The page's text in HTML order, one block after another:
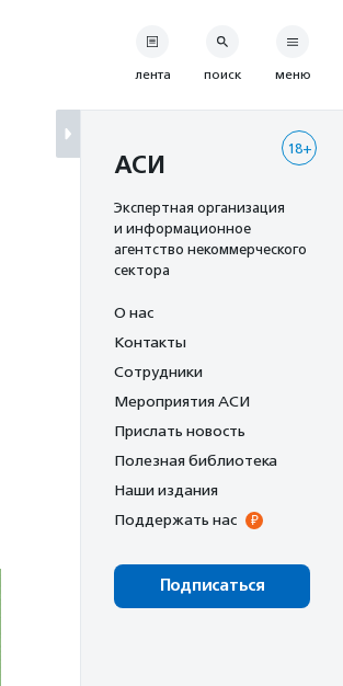
лента поиск меню
18+
АСИ
Экспертная организация
и информационное
агентство некоммерческого
сектора
О нас
Контакты
Сотрудники
Мероприятия АСИ
Прислать новость
Полезная библиотека
Наши издания
Поддержать нас
Подписаться